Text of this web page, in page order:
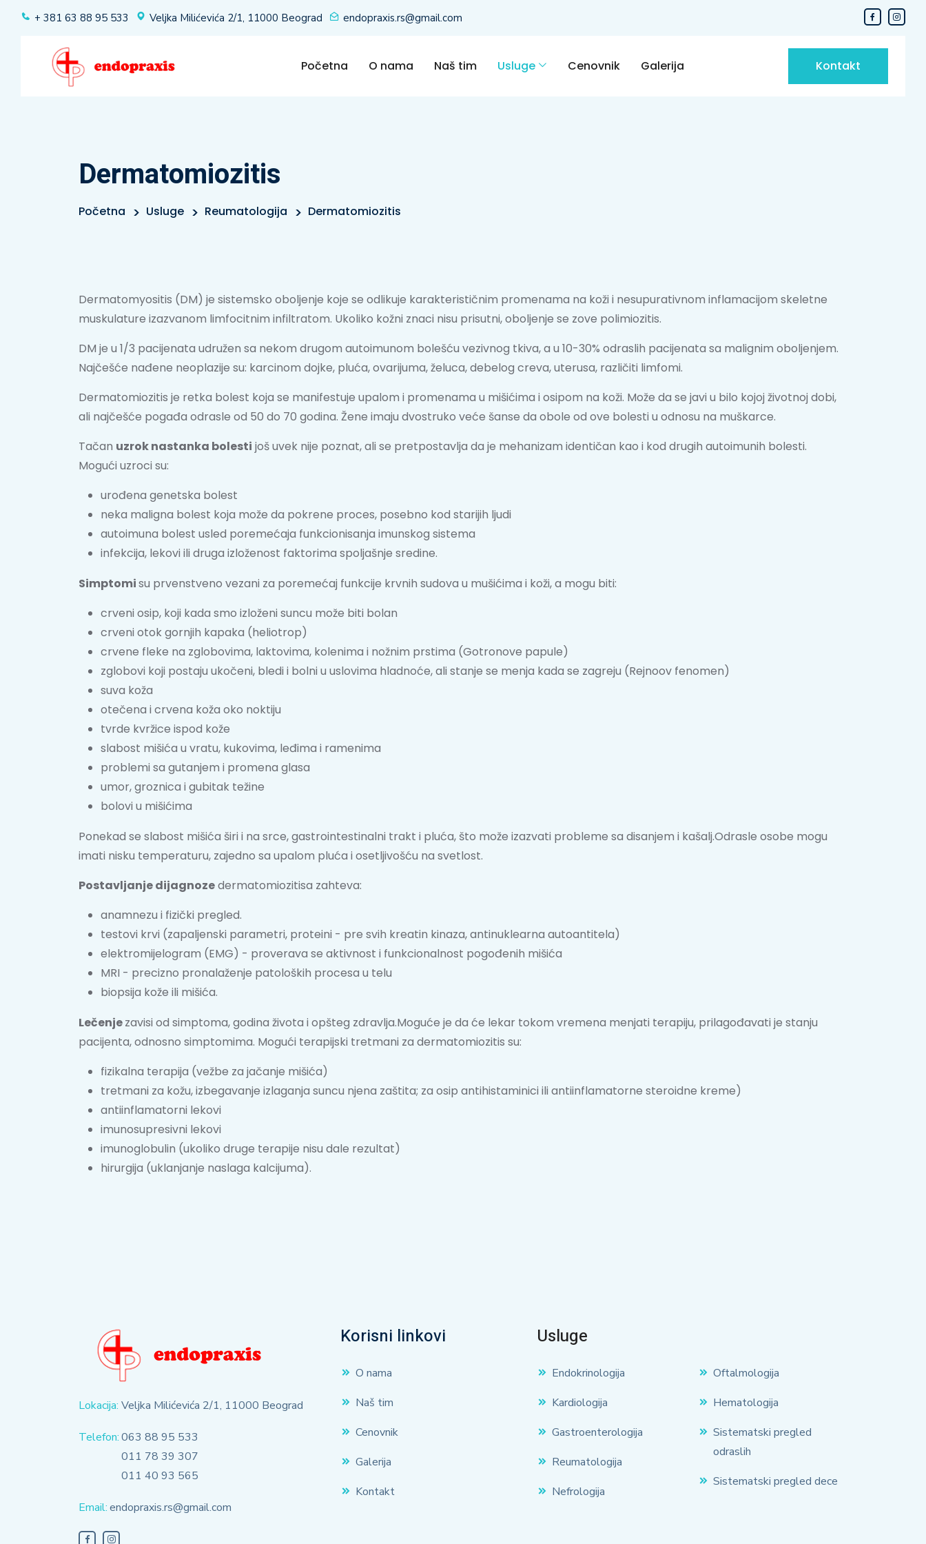
+ 381 63 88 95 533 Veljka Milićevića 2/1, 11000 Beograd endopraxis.rs@gmail.com
Početna O nama Naš tim Usluge Cenovnik Galerija Kontakt
Dermatomiozitis
Početna Usluge Reumatologija Dermatomiozitis
Dermatomyositis (DM) je sistemsko oboljenje koje se odlikuje karakterističnim promenama na koži i nesupurativnom inflamacijom skeletne
muskulature izazvanom limfocitnim infiltratom. Ukoliko kožni znaci nisu prisutni, oboljenje se zove polimiozitis.
DM je u 1/3 pacijenata udružen sa nekom drugom autoimunom bolešću vezivnog tkiva, a u 10-30% odraslih pacijenata sa malignim oboljenjem.
Najčešće nađene neoplazije su: karcinom dojke, pluća, ovarijuma, želuca, debelog creva, uterusa, različiti limfomi.
Dermatomiozitis je retka bolest koja se manifestuje upalom i promenama u mišićima i osipom na koži. Može da se javi u bilo kojoj životnoj dobi,
ali najčešće pogađa odrasle od 50 do 70 godina. Žene imaju dvostruko veće šanse da obole od ove bolesti u odnosu na muškarce.
Tačan uzrok nastanka bolesti još uvek nije poznat, ali se pretpostavlja da je mehanizam identičan kao i kod drugih autoimunih bolesti.
Mogući uzroci su:
urođena genetska bolest
neka maligna bolest koja može da pokrene proces, posebno kod starijih ljudi
autoimuna bolest usled poremećaja funkcionisanja imunskog sistema
infekcija, lekovi ili druga izloženost faktorima spoljašnje sredine.
Simptomisu prvenstveno vezani za poremećaj funkcije krvnih sudova u mušićima i koži, a mogu biti:
crveni osip, koji kada smo izloženi suncu može biti bolan
crveni otok gornjih kapaka (heliotrop)
crvene fleke na zglobovima, laktovima, kolenima i nožnim prstima (Gotronove papule)
zglobovi koji postaju ukočeni, bledi i bolni u uslovima hladnoće, ali stanje se menja kada se zagreju (Rejnoov fenomen)
suva koža
otečena i crvena koža oko noktiju
tvrde kvržice ispod kože
slabost mišića u vratu, kukovima, leđima i ramenima
problemi sa gutanjem i promena glasa
umor, groznica i gubitak težine
bolovi u mišićima
Ponekad se slabost mišića širi i na srce, gastrointestinalni trakt i pluća, što može izazvati probleme sa disanjem i kašalj.Odrasle osobe mogu
imati nisku temperaturu, zajedno sa upalom pluća i osetljivošću na svetlost.
Postavljanje dijagnozedermatomiozitisa zahteva:
anamnezu i fizički pregled.
testovi krvi (zapaljenski parametri, proteini - pre svih kreatin kinaza, antinuklearna autoantitela)
elektromijelogram (EMG) - proverava se aktivnost i funkcionalnost pogođenih mišića
MRI - precizno pronalaženje patoloških procesa u telu
biopsija kože ili mišića.
Lečenjezavisi od simptoma, godina života i opšteg zdravlja.Moguće je da će lekar tokom vremena menjati terapiju, prilagođavati je stanju
pacijenta, odnosno simptomima. Mogući terapijski tretmani za dermatomiozitis su:
fizikalna terapija (vežbe za jačanje mišića)
tretmani za kožu, izbegavanje izlaganja suncu njena zaštita; za osip antihistaminici ili antiinflamatorne steroidne kreme)
antiinflamatorni lekovi
imunosupresivni lekovi
imunoglobulin (ukoliko druge terapije nisu dale rezultat)
hirurgija (uklanjanje naslaga kalcijuma).
Lokacija: Veljka Milićevića 2/1, 11000 Beograd
Telefon:063 88 95 533
011 78 39 307
011 40 93 565
Email:endopraxis.rs@gmail.com
Korisni linkovi
O nama
Naš tim
Cenovnik
Galerija
Kontakt
Usluge
Endokrinologija
Kardiologija
Gastroenterologija
Reumatologija
Nefrologija
Oftalmologija
Hematologija
Sistematski pregled
odraslih
Sistematski pregled dece